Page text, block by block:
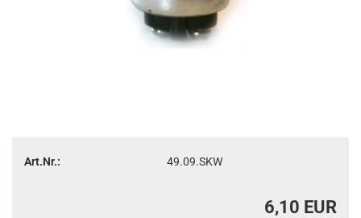
Art.Nr.: 49.09.SKW
6,10 EUR